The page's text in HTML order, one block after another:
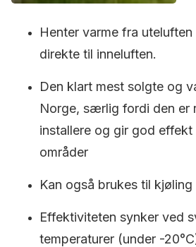
Henter varme fra
direkte til inneluften.
Den klart mest solgte og
Norge, særlig fordi den er
installere og gir god
områder
Kan også brukes til kjøling
Effektiviteten synker ved
temperaturer (under -